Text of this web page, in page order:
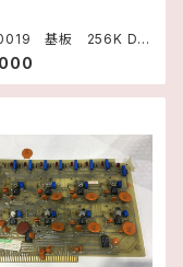
基板 256K DR
203A-2 H21
キサスインスツルメ